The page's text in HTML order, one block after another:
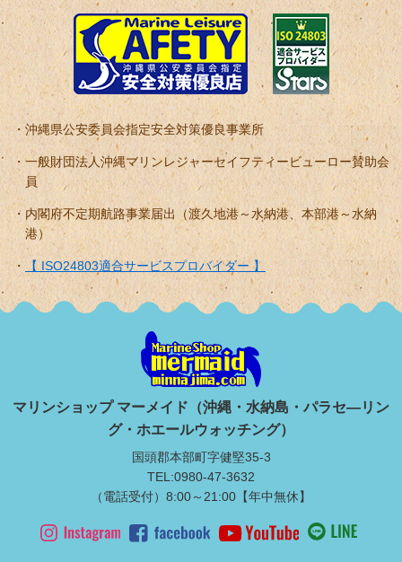
沖縄県公安委員会指定安全対策優良事業所
一般財団法人沖縄マリンレジャーセイフティービューロー賛助会
員
内閣府不定期航路事業届出（渡久地港～水納港、本部港～水納
港）
【 ISO24803適合サービスプロバイダー 】
マリンショップ マーメイド（沖縄・水納島・パラセ―リン
グ・ホエールウォッチング）
国頭郡本部町字健堅35-3
TEL:0980-47-3632
（電話受付）8:00～21:00【年中無休】